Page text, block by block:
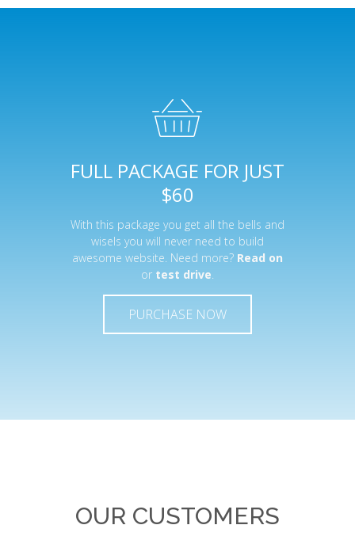
FULL PACKAGE FOR JUST
$60
With this package you get all the bells and
wisels you will never need to build
awesome website. Need more? Read on
or test drive.
PURCHASE NOW
OUR CUSTOMERS